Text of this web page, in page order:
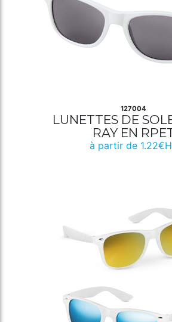
127004
LUNETTES DE
RAY EN
à partir de